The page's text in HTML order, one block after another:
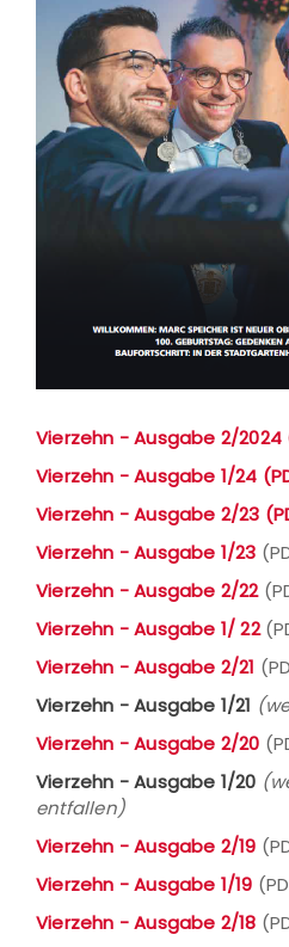
Vierzehn - Ausgabe 2/2024
Vierzehn - Ausgabe 1/24
Vierzehn - Ausgabe 2/23
Vierzehn - Ausgabe 1/23
Vierzehn - Ausgabe 2/22
Vierzehn - Ausgabe 1/ 22
Vierzehn - Ausgabe 2/21
Vierzehn - Ausgabe 1/21
Vierzehn - Ausgabe 2/20
Vierzehn - Ausgabe 1/20
entfallen)
Vierzehn - Ausgabe 2/19
Vierzehn - Ausgabe 1/19
Vierzehn - Ausgabe 2/18